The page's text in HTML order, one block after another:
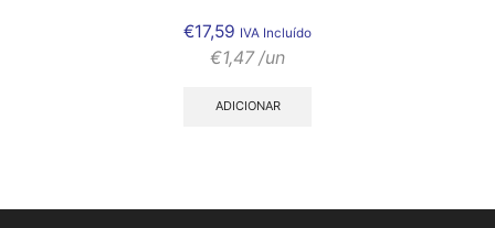
€17,59 IVA Incluído
€1,47 /un
ADICIONAR